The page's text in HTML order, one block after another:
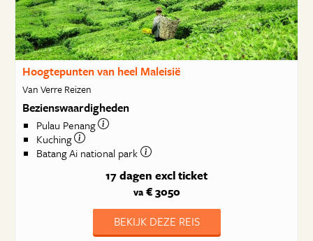
Hoogtepunten van heel Maleisië
Van Verre Reizen
Bezienswaardigheden
Pulau Penang
Kuching
Batang Ai national park
17 dagen excl ticket
va€ 3050
BEKIJK DEZE REIS